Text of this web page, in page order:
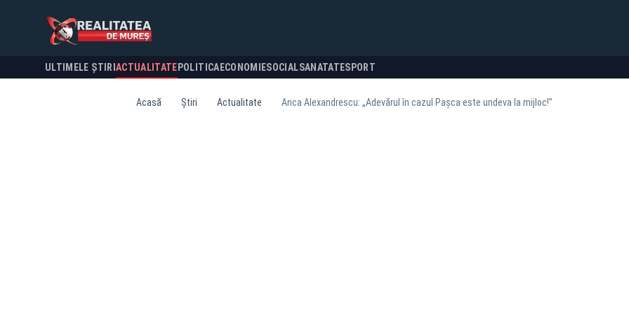
ULTIMELE ȘTIRI ACTUALITATE POLITICA ECONOMIESOCIALSANATATESPORT
Acasă Știri Actualitate Anca Alexandrescu: „Adevărul în cazul Pașca este undeva la mijloc!”